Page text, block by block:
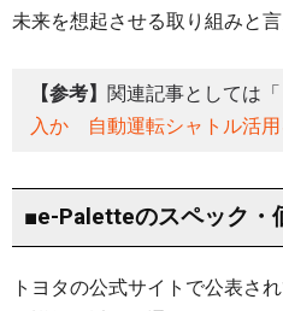
未来を想起させる取り組みと言
【参考】 関連記事としては「
入か 自動運転シャトル活用
■e-Paletteのスペック・
トヨタの公式サイトで公表さ